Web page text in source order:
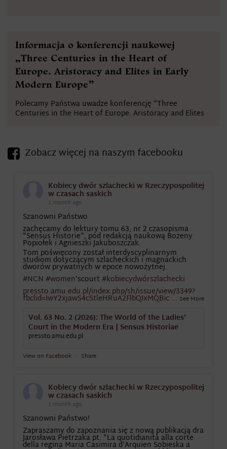
Informacja o konferencji naukowej
„Three Centuries in the Heart of
Europe. Aristoracy and Elites in Early
Modern Europe”
Polecamy Państwa uwadze konferencję "Three
Centuries in the Heart of Europe. Aristoracy and Elites
Zobacz więcej na naszym facebooku
Kobiecy dwór szlachecki w Rzeczypospolitej
w czasach saskich
1 month ago
Szanowni Państwo
zachęcamy do lektury tomu 63, nr 2 czasopisma
"Sensus Historie", pod redakcją naukową Bożeny
Popiołek i Agnieszki Jakuboszczak.
Tom poświęcony został interdyscyplinarnym
studiom dotyczącym szlacheckich i magnackich
dworów prywatnych w epoce nowożytnej.
#NCN #women'scourt #kobiecydwórszlachecki
pressto.amu.edu.pl/index.php/sh/issue/view/3349?
fbclid=IwY2xjawS4cStleHRuA2FlbQIxMQBic ... See More
Vol. 63 No. 2 (2026): The World of the Ladies’
Court in the Modern Era | Sensus Historiae
pressto.amu.edu.pl
View on Facebook · Share
Kobiecy dwór szlachecki w Rzeczypospolitej
w czasach saskich
1 month ago
Szanowni Państwo!
Zapraszamy do zapoznania się z nową publikacją dra
Jarosława Pietrzaka pt. "La quotidianità alla corte
della regina Maria Casimira d’Arquien Sobieska a